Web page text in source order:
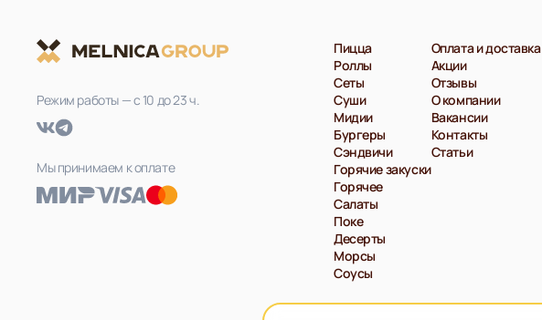
Режим работы — с 10 до 23 ч.
Мы принимаем к оплате
Пицца
Роллы
Сеты
Суши
Мидии
Бургеры
Сэндвичи
Горячие закуски
Горячее
Салаты
Поке
Десерты
Морсы
Соусы
Оплата и доставка
Акции
Отзывы
О компании
Вакансии
Контакты
Статьи